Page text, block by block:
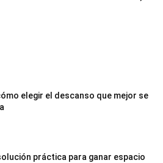
elegir el descanso que mejor se
práctica para ganar espacio